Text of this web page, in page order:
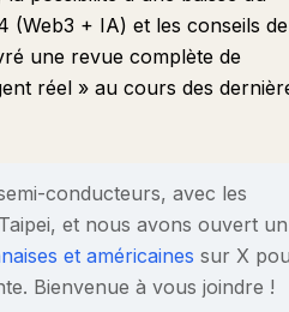
(Web3 + IA) et les conseils de
une revue complète de
réel » au cours des
conducteurs, avec les
et nous avons ouvert un
et américaines sur X
Bienvenue à vous joindre !